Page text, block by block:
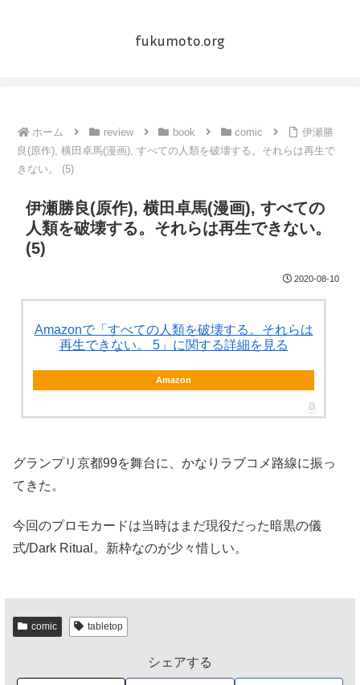
fukumoto.org
ホーム review book comic
伊瀬勝
良(原作), 横田卓馬(漫画), すべての人類を破壊する。それらは再生で
きない。 (5)
伊瀬勝良(原作), 横田卓馬(漫画), すべての
人類を破壊する。それらは再生できない。
(5)
2020-08-10
Amazonで「すべての人類を破壊する。それらは
再生できない。 5」に関する詳細を見る
Amazon
グランプリ京都99を舞台に、かなりラブコメ路線に振っ
てきた。
今回のプロモカードは当時はまだ現役だった暗黒の儀
式/Dark Ritual。新枠なのが少々惜しい。
comic tabletop
シェアする